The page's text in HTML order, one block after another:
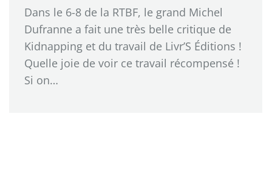
Dans le 6-8 de la RTBF, le grand Michel
Dufranne a fait une très belle critique de
Kidnapping et du travail de Livr’S Éditions !
Quelle joie de voir ce travail récompensé !
Si on…